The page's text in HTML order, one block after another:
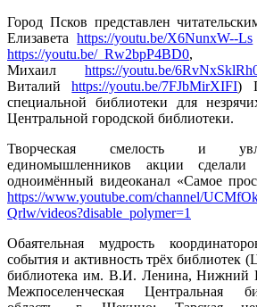
Город Псков представлен
Елизаветаhttps://youtu.be/X6NunxW--Ls
https://youtu.be/_Rw2bpP4BD0,
Михаилhttps://youtu.be/
Виталийhttps://youtu.be/7FJbMirXIFI)
специальной библиотеки для
Центральной городской библиотеки.
Творческая смелость и
единомышленников акции сделали
одноимённый видеоканал «Самое
https://www.youtube.com/channel/
Qrlw/videos?disable_polymer=1
Обаятельная мудрость
события и активность трёх библиотек
библиотека им. В.И. Ленина, Нижний
Межпоселенческая Центральная